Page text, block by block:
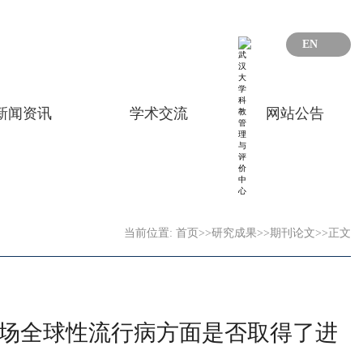
EN
闻资讯 学术交流 网站公告
当前位置: 首页 >>研究成果>>期刊论文>> 正文
全球性流行病方面是否取得了进